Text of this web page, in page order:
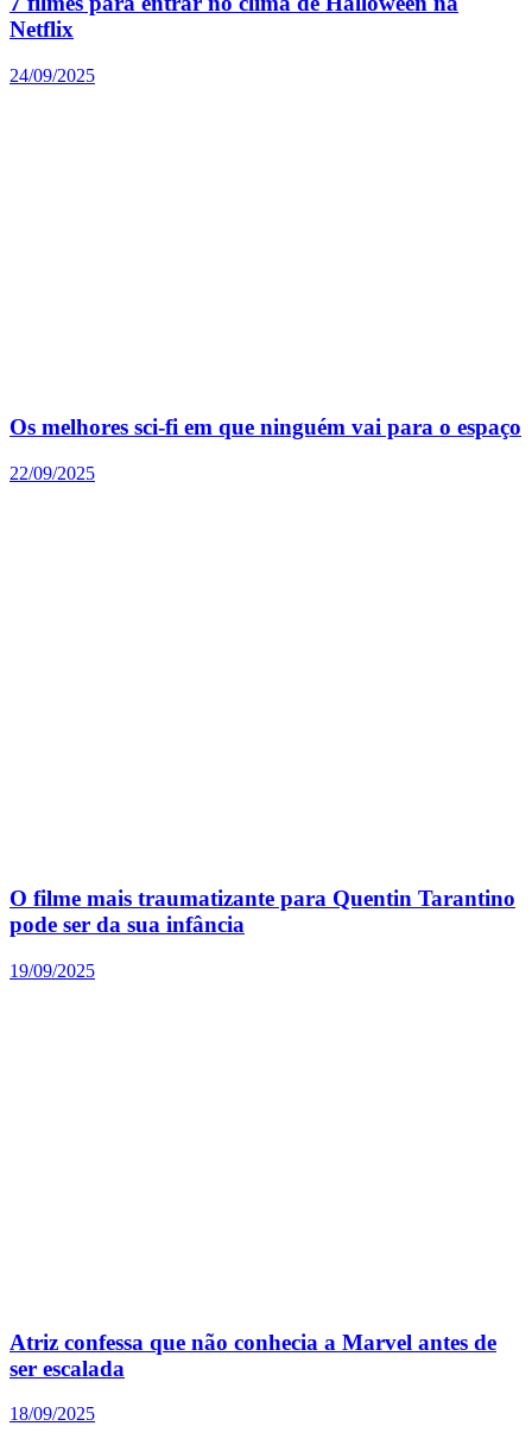
Netflix
24/09/2025
Os melhores sci-fi em que ninguém vai para o espaço
22/09/2025
O filme mais traumatizante para Quentin Tarantino
pode ser da sua infância
19/09/2025
Atriz confessa que não conhecia a Marvel antes de
ser escalada
18/09/2025